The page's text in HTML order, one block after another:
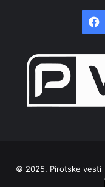
© 2025. Pirotske vesti